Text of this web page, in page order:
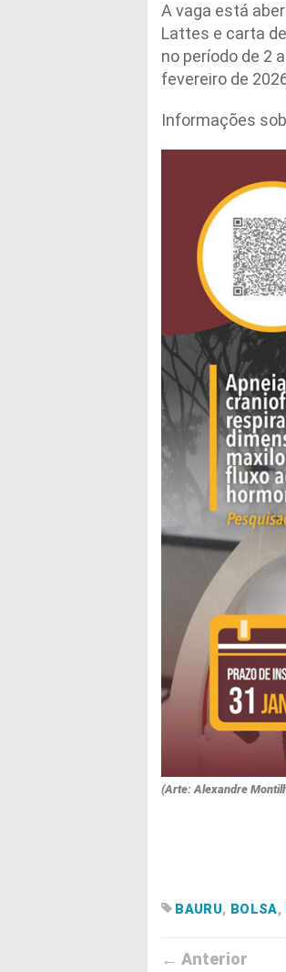
A vaga está
Lattes e carta
no período de 2
fevereiro de
Informações
(Arte: Alexandre
BAURU, BOLSA,
← Anterior